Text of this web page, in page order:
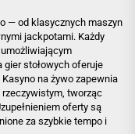
— od klasycznych maszyn
jackpotami. Każdy
gier stołowych oferuje
na żywo zapewnia
tworząc
oferty są
za szybkie tempo i